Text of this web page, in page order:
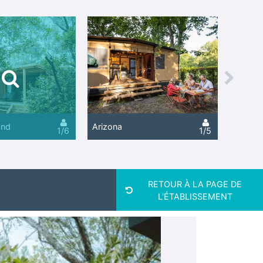
1/6 Arizona 1/5
Next
RETOUR À LA PAGE DE
L'ÉTABLISSEMENT